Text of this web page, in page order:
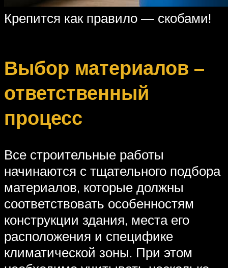
Крепится как правило — скобами!
Выбор материалов –
ответственный
процесс
Все строительные работы
начинаются с тщательного подбора
материалов, которые должны
соответствовать особенностям
конструкции здания, места его
расположения и специфике
климатической зоны. При этом